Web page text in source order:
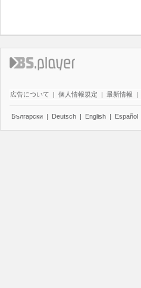
広告について | 個人情報規定 | 最新情報 |
Български | Deutsch | English | Español